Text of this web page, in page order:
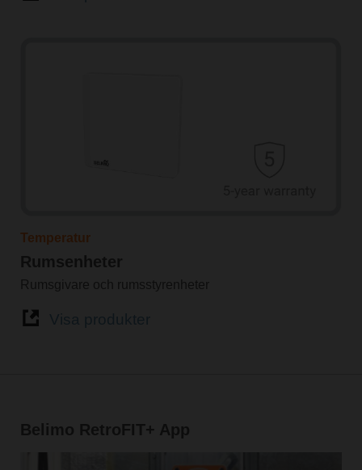
Temperatur
Rumsenheter
Rumsgivare och rumsstyrenheter
Belimo RetroFIT+ App